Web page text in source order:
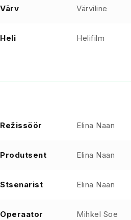
Värv Värviline
Heli Helifilm
Režissöör Elina Naan
Produtsent Elina Naan
Stsenarist Elina Naan
Operaator Mihkel Soe